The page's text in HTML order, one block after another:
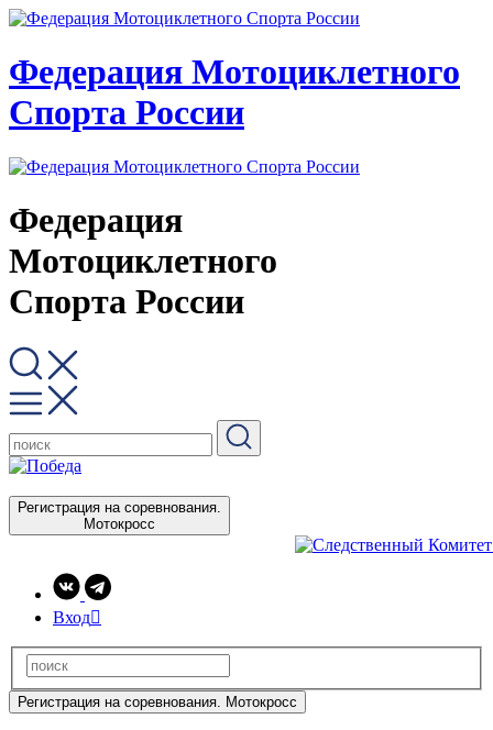
Федерация Мотоциклетного
Спорта России
Федерация
Мотоциклетного
Спорта России
Регистрация на соревнования.
Мотокросс
Вход
Регистрация на соревнования. Мотокросс